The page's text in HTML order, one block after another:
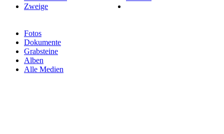
Fotos
Dokumente
Grabsteine
Alben
Alle Medien
Zweige